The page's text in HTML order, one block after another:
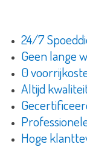
24/7
Geen lange
0
Altijd
Hoge